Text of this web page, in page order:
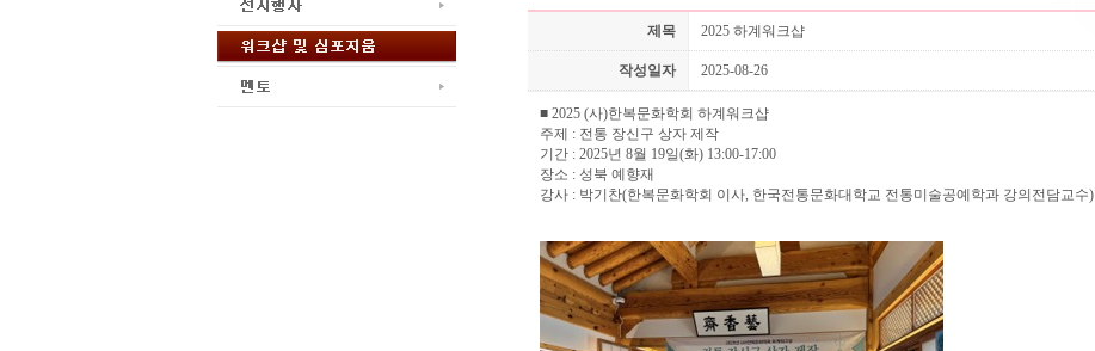
제목 2025 하계워크샵
작성일자 2025-08-26
■ 2025 (사)한복문화학회 하계워크샵
주제 : 전통 장신구 상자 제작
기간 : 2025년 8월 19일(화) 13:00-17:00
장소 : 성북 예향재
강사 : 박기찬(한복문화학회 이사, 한국전통문화대학교 전통미술공예학과 강의전담교수)